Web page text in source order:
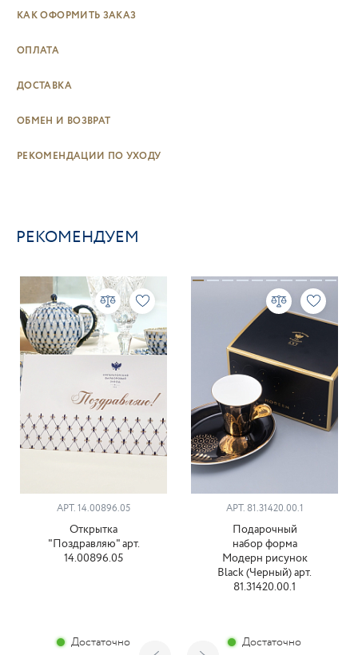
КАК ОФОРМИТЬ ЗАКАЗ
ОПЛАТА
ДОСТАВКА
ОБМЕН И ВОЗВРАТ
РЕКОМЕНДАЦИИ ПО УХОДУ
РЕКОМЕНДУЕМ
АРТ. 14.00896.05
Открытка
"Поздравляю" арт.
14.00896.05
Достаточно
АРТ. 81.31420.00.1
Подарочный
набор форма
Модерн рисунок
Black (Черный) арт.
81.31420.00.1
Достаточно